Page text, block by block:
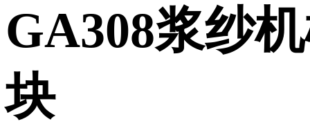
GA308浆纱
块